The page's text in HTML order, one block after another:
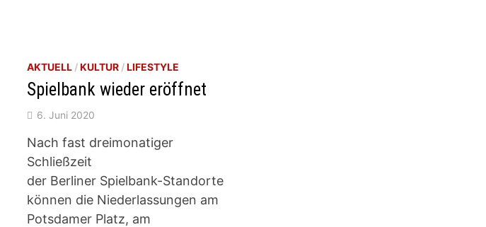
AKTUELL /KULTUR /LIFESTYLE
Spielbank wieder eröffnet
6. Juni 2020
Nach fast dreimonatiger
Schließzeit
der Berliner Spielbank-Standorte
können die Niederlassungen am
Potsdamer Platz, am